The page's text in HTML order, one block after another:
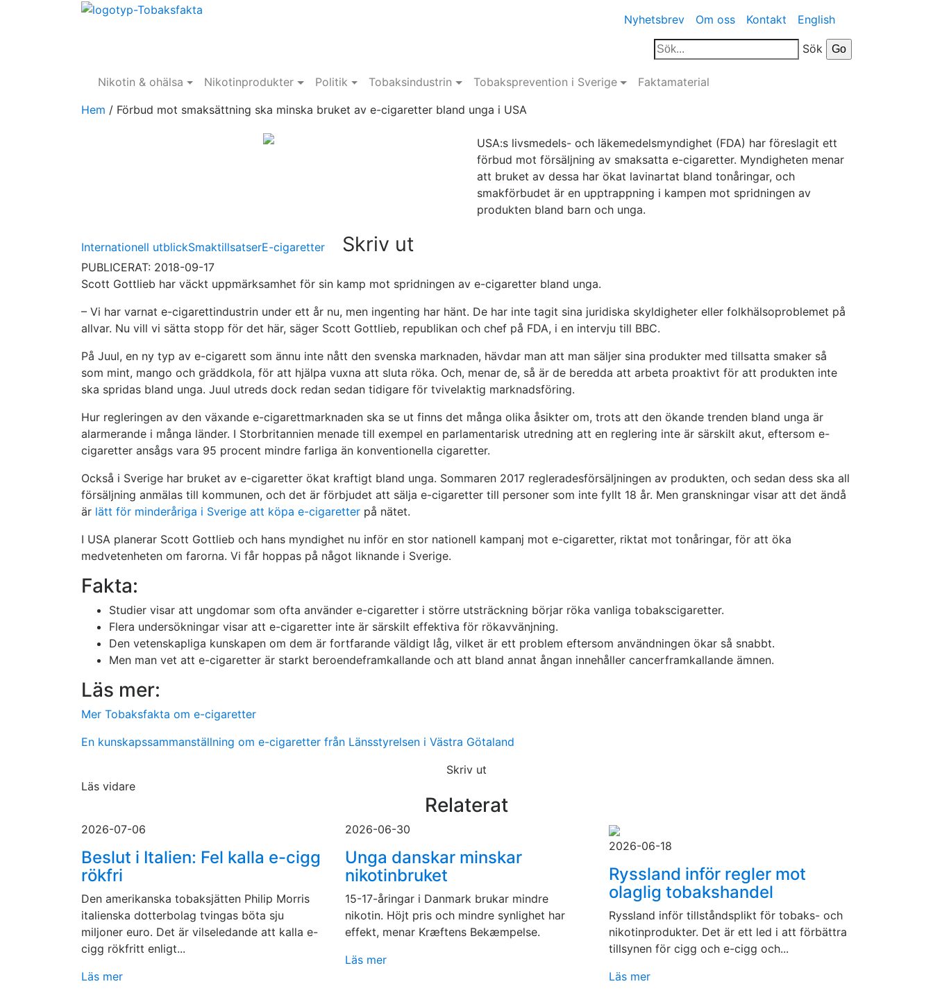
Nyhetsbrev Om oss Kontakt English
Sök
Nikotin & ohälsa Nikotinprodukter Politik Tobaksindustrin Tobaksprevention i Sverige
Faktamaterial
Hem / Förbud mot smaksättning ska minska bruket av e-cigaretter bland unga i USA
USA:s livsmedels- och läkemedelsmyndighet (FDA) har föreslagit ett
förbud mot försäljning av smaksatta e-cigaretter. Myndigheten menar
att bruket av dessa har ökat lavinartat bland tonåringar, och
smakförbudet är en upptrappning i kampen mot spridningen av
produkten bland barn och unga.
Internationell utblickSmaktillsatserE-cigaretter Skriv ut
PUBLICERAT: 2018-09-17
Scott Gottlieb har väckt uppmärksamhet för sin kamp mot spridningen av e-cigaretter bland unga.
– Vi har varnat e-cigarettindustrin under ett år nu, men ingenting har hänt. De har inte tagit sina juridiska skyldigheter eller folkhälsoproblemet på
allvar. Nu vill vi sätta stopp för det här, säger Scott Gottlieb, republikan och chef på FDA, i en intervju till BBC.
På Juul, en ny typ av e-cigarett som ännu inte nått den svenska marknaden, hävdar man att man säljer sina produkter med tillsatta smaker så
som mint, mango och gräddkola, för att hjälpa vuxna att sluta röka. Och, menar de, så är de beredda att arbeta proaktivt för att produkten inte
ska spridas bland unga. Juul utreds dock redan sedan tidigare för tvivelaktig marknadsföring.
Hur regleringen av den växande e-cigarettmarknaden ska se ut finns det många olika åsikter om, trots att den ökande trenden bland unga är
alarmerande i många länder. I Storbritannien menade till exempel en parlamentarisk utredning att en reglering inte är särskilt akut, eftersom e-
cigaretter ansågs vara 95 procent mindre farliga än konventionella cigaretter.
Också i Sverige har bruket av e-cigaretter ökat kraftigt bland unga. Sommaren 2017 regleradesförsäljningen av produkten, och sedan dess ska all
försäljning anmälas till kommunen, och det är förbjudet att sälja e-cigaretter till personer som inte fyllt 18 år. Men granskningar visar att det ändå
är lätt för minderåriga i Sverige att köpa e-cigaretter på nätet.
I USA planerar Scott Gottlieb och hans myndighet nu inför en stor nationell kampanj mot e-cigaretter, riktat mot tonåringar, för att öka
medvetenheten om farorna. Vi får hoppas på något liknande i Sverige.
Fakta:
Studier visar att ungdomar som ofta använder e-cigaretter i större utsträckning börjar röka vanliga tobakscigaretter.
Flera undersökningar visar att e-cigaretter inte är särskilt effektiva för rökavvänjning.
Den vetenskapliga kunskapen om dem är fortfarande väldigt låg, vilket är ett problem eftersom användningen ökar så snabbt.
Men man vet att e-cigaretter är starkt beroendeframkallande och att bland annat ångan innehåller cancerframkallande ämnen.
Läs mer:
Mer Tobaksfakta om e-cigaretter
En kunskapssammanställning om e-cigaretter från Länsstyrelsen i Västra Götaland
Skriv ut
Läs vidare
Relaterat
2026-07-06
Beslut i Italien: Fel kalla e-cigg
rökfri
Den amerikanska tobaksjätten Philip Morris
italienska dotterbolag tvingas böta sju
miljoner euro. Det är vilseledande att kalla e-
cigg rökfritt enligt...
Läs mer
2026-06-30
Unga danskar minskar
nikotinbruket
15-17-åringar i Danmark brukar mindre
nikotin. Höjt pris och mindre synlighet har
effekt, menar Kræftens Bekæmpelse.
Läs mer
2026-06-18
Ryssland inför regler mot
olaglig tobakshandel
Ryssland inför tillståndsplikt för tobaks- och
nikotinprodukter. Det är ett led i att förbättra
tillsynen för cigg och e-cigg och...
Läs mer